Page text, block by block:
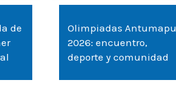
de
Olimpiadas Antumapu
2026: encuentro,
deporte y comunidad